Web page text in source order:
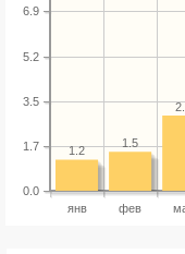
янв фев
0.0
1.7
3.5
5.2
6.9
1.5
1.2